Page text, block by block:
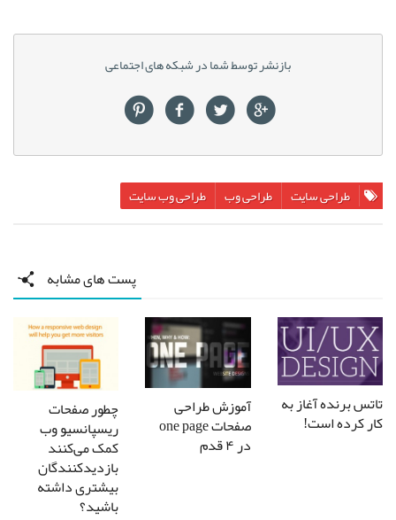
بازنشر توسط شما در شبکه های اجتماعی
طراحی سایت طراحی وب طراحی وب سایت
پست های مشابه
تاتس برنده آغاز به
کار کرده است!
آموزش طراحی
صفحات one page
در ۴ قدم
چطور صفحات
ریسپانسیو وب
کمک می‌کنند
بازدیدکنندگان
بیشتری داشته
باشید؟